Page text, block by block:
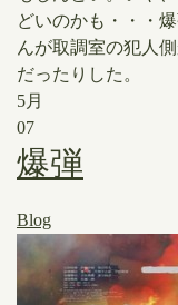
どいのかも・・・
んが取調室の犯人
だったりした。
5月
07
爆弾
Blog